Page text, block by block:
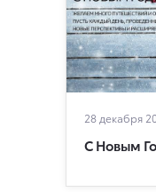
28 декабря
С Новым